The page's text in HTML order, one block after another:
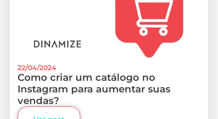
22/04/2024
Como criar um catálogo no
Instagram para aumentar suas
vendas?